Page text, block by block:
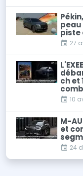
peau
piste
27
ch et
10
M-
et
24